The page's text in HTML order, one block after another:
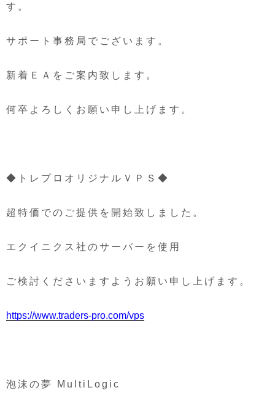
す。
サポート事務局でございます。
新着ＥＡをご案内致します。
何卒よろしくお願い申し上げます。
◆トレプロオリジナルＶＰＳ◆
超特価でのご提供を開始致しました。
エクイニクス社のサーバーを使用
ご検討くださいますようお願い申し上げます。
https://www.traders-pro.com/vps
泡沫の夢 MultiLogic